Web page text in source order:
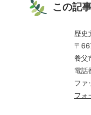
この記
歴史
〒
養父
電
ファ
フォ